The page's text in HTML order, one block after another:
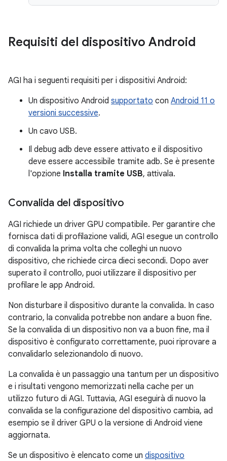
Requisiti del dispositivo Android
AGI ha i seguenti requisiti per i dispositivi Android:
Un dispositivo Android supportato con Android 11 o
versioni successive.
Un cavo USB.
Il debug adb deve essere attivato e il dispositivo
deve essere accessibile tramite adb. Se è presente
l'opzione Installa tramite USB, attivala.
Convalida del dispositivo
AGI richiede un driver GPU compatibile. Per garantire che
fornisca dati di profilazione validi, AGI esegue un controllo
di convalida la prima volta che colleghi un nuovo
dispositivo, che richiede circa dieci secondi. Dopo aver
superato il controllo, puoi utilizzare il dispositivo per
profilare le app Android.
Non disturbare il dispositivo durante la convalida. In caso
contrario, la convalida potrebbe non andare a buon fine.
Se la convalida di un dispositivo non va a buon fine, ma il
dispositivo è configurato correttamente, puoi riprovare a
convalidarlo selezionandolo di nuovo.
La convalida è un passaggio una tantum per un dispositivo
e i risultati vengono memorizzati nella cache per un
utilizzo futuro di AGI. Tuttavia, AGI eseguirà di nuovo la
convalida se la configurazione del dispositivo cambia, ad
esempio se il driver GPU o la versione di Android viene
aggiornata.
Se un dispositivo è elencato come un dispositivo